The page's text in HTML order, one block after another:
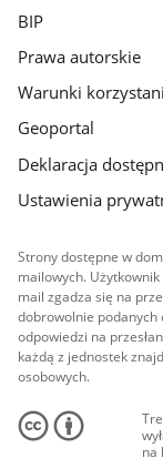
BIP
Prawa autorskie
Warunki
Geoportal
Deklaracja
Ustawienia
Strony dostępne w
mailowych.
mail zgadza się na
dobrowolnie podanych
odpowiedzi na
każdą z jednostek
osobowych.
na